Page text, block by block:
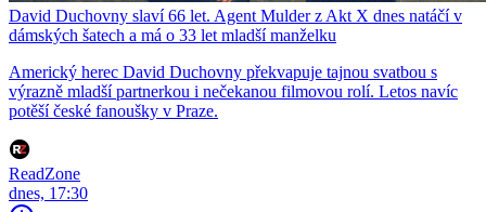
David Duchovny slaví 66 let. Agent Mulder z Akt X dnes natáčí v
dámských šatech a má o 33 let mladší manželku
Americký herec David Duchovny překvapuje tajnou svatbou s
výrazně mladší partnerkou i nečekanou filmovou rolí. Letos navíc
potěší české fanoušky v Praze.
ReadZone
dnes, 17:30